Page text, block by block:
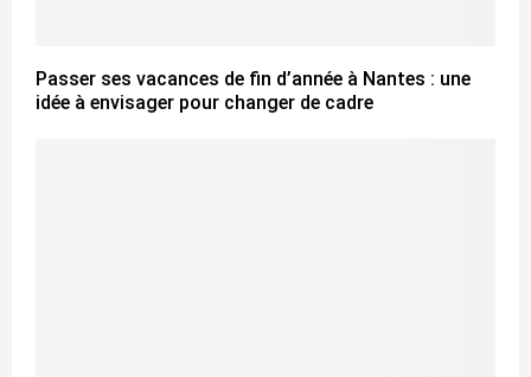
Passer ses vacances de fin d’année à Nantes : une
idée à envisager pour changer de cadre